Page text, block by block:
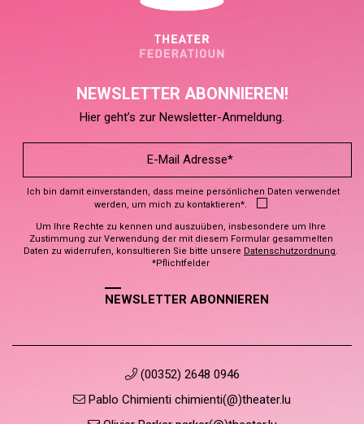
NEWSLETTER ABONNIEREN!
Hier geht’s zur Newsletter-Anmeldung.
Ich bin damit einverstanden, dass meine persönlichen Daten verwendet
werden, um mich zu kontaktieren*.
Um Ihre Rechte zu kennen und auszuüben, insbesondere um Ihre
Zustimmung zur Verwendung der mit diesem Formular gesammelten
Daten zu widerrufen, konsultieren Sie bitte unsere Datenschutzordnung.
*Pflichtfelder
NEWSLETTER ABONNIEREN
(00352) 2648 0946
Pablo Chimienti chimienti(@)theater.lu